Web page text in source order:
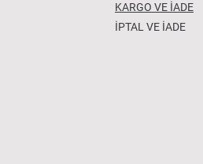
KARGO VE İADE
İPTAL VE İADE